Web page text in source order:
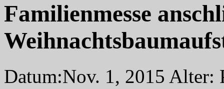
Familienmesse
Datum:Nov. 1, 2015 Alter: